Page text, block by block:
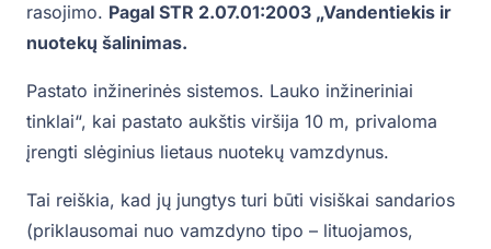
rasojimo. Pagal STR 2.07.01:2003 „Vandentiekis ir
nuotekų šalinimas.
Pastato inžinerinės sistemos. Lauko inžineriniai
tinklai“, kai pastato aukštis viršija 10 m, privaloma
įrengti slėginius lietaus nuotekų vamzdynus.
Tai reiškia, kad jų jungtys turi būti visiškai sandarios
(priklausomai nuo vamzdyno tipo – lituojamos,